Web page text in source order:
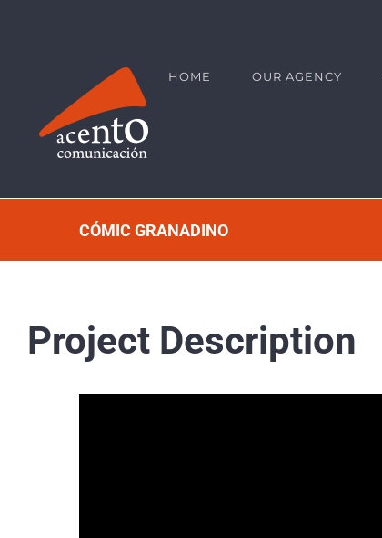
HOME OUR AGENCY
CÓMIC GRANADINO
Project Description